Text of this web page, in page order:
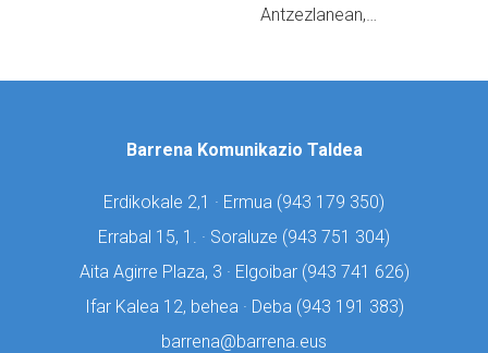
Antzezlanean,…
Barrena Komunikazio Taldea
Erdikokale 2,1 · Ermua (943 179 350)
Errabal 15, 1. · Soraluze (943 751 304)
Aita Agirre Plaza, 3 · Elgoibar (943 741 626)
Ifar Kalea 12, behea · Deba (943 191 383)
barrena@barrena.eus